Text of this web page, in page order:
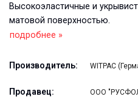
Высокоэластичные и
матовой поверхностью.
подробнее »
Производитель: WITPAC
Продавец: ООО